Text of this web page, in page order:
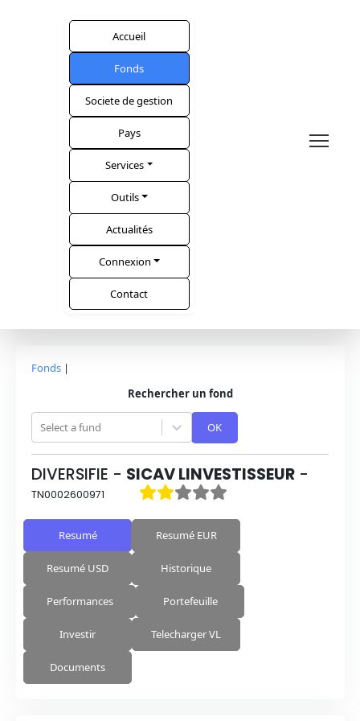
Accueil
Fonds
Societe de gestion
Pays
Services
Outils
Actualités
Connexion
Contact
Fonds |
Rechercher un fond
Select a fund OK
DIVERSIFIE - SICAV LINVESTISSEUR -
TN0002600971
Resumé Resumé EUR
Resumé USD Historique
Performances Portefeuille
Investir Telecharger VL
Documents